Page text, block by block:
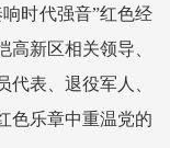
时代强音”红色经
新区相关领导、
表、退役军人、
色乐章中重温党的